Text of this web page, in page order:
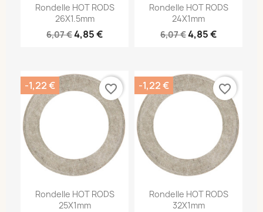
Rondelle HOT RODS
26X1.5mm
6,07 €4,85 €
Rondelle HOT RODS
24X1mm
6,07 €4,85 €
Rondelle HOT RODS
25X1mm
-1,22 € favorite_border
Rondelle HOT RODS
32X1mm
-1,22 € favorite_border